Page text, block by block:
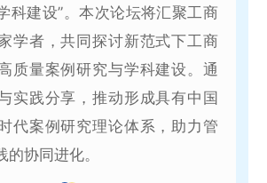
科建设”。本次论坛将汇聚工商
学者，共同探讨新范式下工商
质量案例研究与学科建设。通
实践分享，推动形成具有中国
代案例研究理论体系，助力管
协同进化。